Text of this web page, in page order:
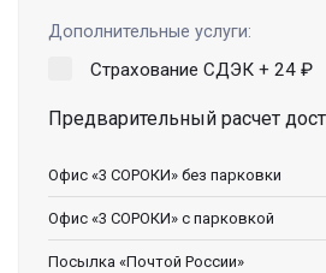
Дополнительные услуги:
Страхование СДЭК + 24 ₽
Предварительный расчет
Офис «3 СОРОКИ» без парковки
Офис «3 СОРОКИ» с парковкой
Посылка «Почтой России»